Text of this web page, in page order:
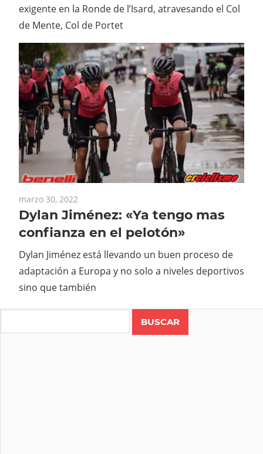
exigente en la Ronde de l’Isard, atravesando el Col
de Mente, Col de Portet
marzo 30, 2022
Dylan Jiménez: «Ya tengo mas
confianza en el pelotón»
Dylan Jiménez está llevando un buen proceso de
adaptación a Europa y no solo a niveles deportivos
sino que también